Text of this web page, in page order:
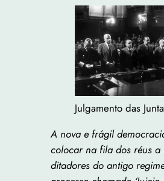
Julgamento das
A nova e frágil
colocar na fila dos réus a
ditadores do antigo